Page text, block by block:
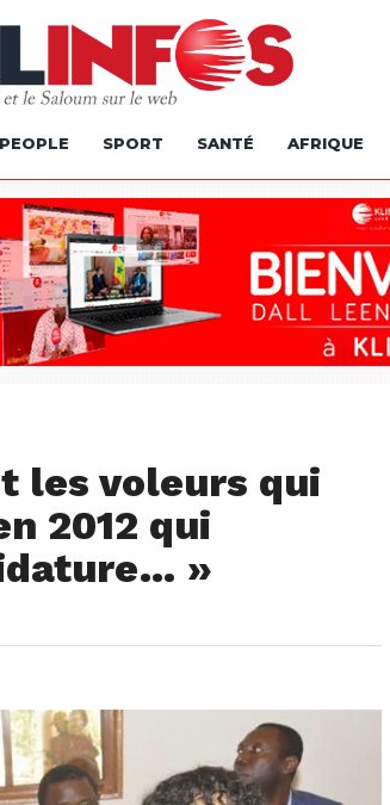
PEOPLE SPORT SANTÉ AFRIQUE
les voleurs qui
2012 qui
»